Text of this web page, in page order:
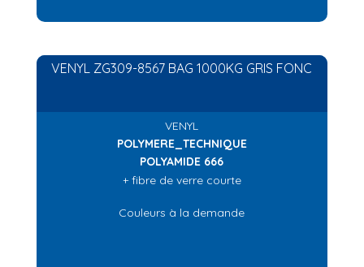
VENYL ZG309-8567 BAG 1000KG GRIS FONC
VENYL
POLYMERE_TECHNIQUE
POLYAMIDE 666
+ fibre de verre courte
Couleurs à la demande